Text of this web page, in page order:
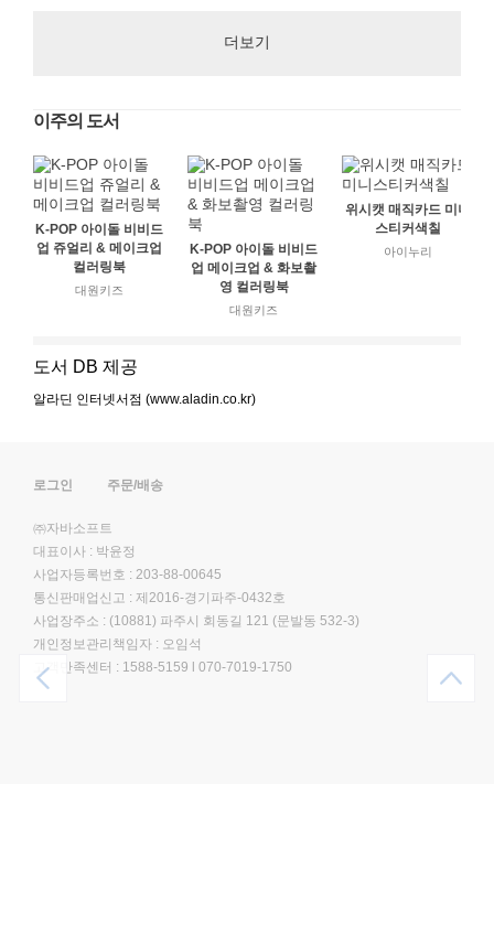
더보기
이주의 도서
K-POP 아이돌 비비드
업 쥬얼리 & 메이크업
컬러링북
대원키즈
K-POP 아이돌 비비드
업 메이크업 & 화보촬
영 컬러링북
대원키즈
위시캣 매직카드 미니
스티커색칠
아이누리
도서 DB 제공
알라딘 인터넷서점 (www.aladin.co.kr)
로그인 주문/배송
㈜자바소프트
대표이사 : 박윤정
사업자등록번호 : 203-88-00645
통신판매업신고 : 제2016-경기파주-0432호
사업장주소 : (10881) 파주시 회동길 121 (문발동 532-3)
개인정보관리책임자 : 오임석
고객만족센터 : 1588-5159 070-7019-1750